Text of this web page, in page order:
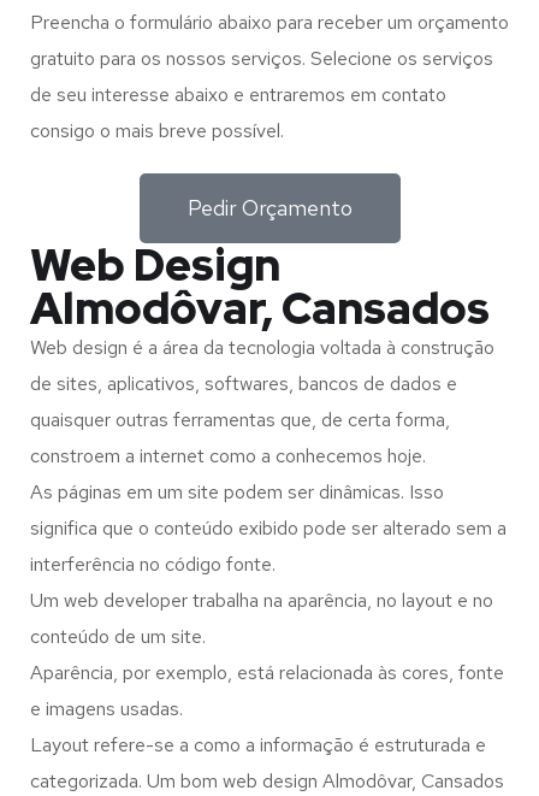
Preencha o formulário abaixo para receber um orçamento
gratuito para os nossos serviços. Selecione os serviços
de seu interesse abaixo e entraremos em contato
consigo o mais breve possível.
Pedir Orçamento
Web Design
Almodôvar, Cansados
Web design é a área da tecnologia voltada à construção
de sites, aplicativos, softwares, bancos de dados e
quaisquer outras ferramentas que, de certa forma,
constroem a internet como a conhecemos hoje.
As páginas em um site podem ser dinâmicas. Isso
significa que o conteúdo exibido pode ser alterado sem a
interferência no código fonte.
Um web developer trabalha na aparência, no layout e no
conteúdo de um site.
Aparência, por exemplo, está relacionada às cores, fonte
e imagens usadas.
Layout refere-se a como a informação é estruturada e
categorizada. Um bom web design Almodôvar, Cansados